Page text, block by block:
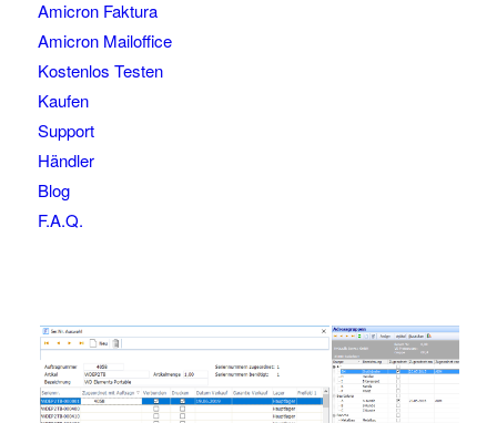
Amicron Faktura
Amicron Mailoffice
Kostenlos Testen
Kaufen
Support
Händler
Blog
F.A.Q.